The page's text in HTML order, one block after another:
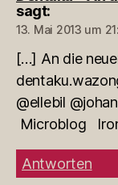
sagt:
13. Mai 2013 um
[…] An die
@ellebil
Microblog
Antworten